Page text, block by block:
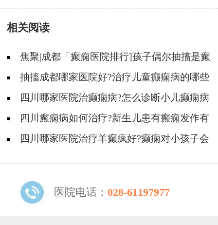
可预防癫痫。
相关阅读
焦聚|成都「癫痫医院排行]孩子偶尔抽搐是癫
痫吗?抽搐成都哪家医院好?治疗儿童癫痫病的哪些
药物好?
四川哪家医院治癫痫病?怎么诊断小儿癫痫病
科学?四川癫痫病如何治疗?新生儿患有癫痫发作有
什么症状?
四川哪家医院治疗羊癫疯好?癫痫对小孩子会
医院电话： 028-61197977